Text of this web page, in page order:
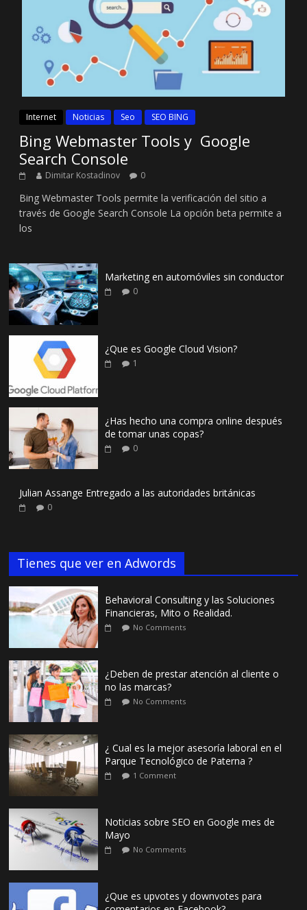
Internet Noticias Seo SEO BING
Bing Webmaster Tools y Google
Search Console
Dimitar Kostadinov 0
Bing Webmaster Tools permite la verificación del sitio a
través de Google Search Console La opción beta permite a
los
Marketing en automóviles sin conductor
0
¿Que es Google Cloud Vision?
1
¿Has hecho una compra online después
de tomar unas copas?
0
Julian Assange Entregado a las autoridades británicas
0
Tienes que ver en Adwords
Behavioral Consulting y las Soluciones
Financieras, Mito o Realidad.
No Comments
¿Deben de prestar atención al cliente o
no las marcas?
No Comments
¿ Cual es la mejor asesoría laboral en el
Parque Tecnológico de Paterna ?
1 Comment
Noticias sobre SEO en Google mes de
Mayo
No Comments
¿Que es upvotes y downvotes para